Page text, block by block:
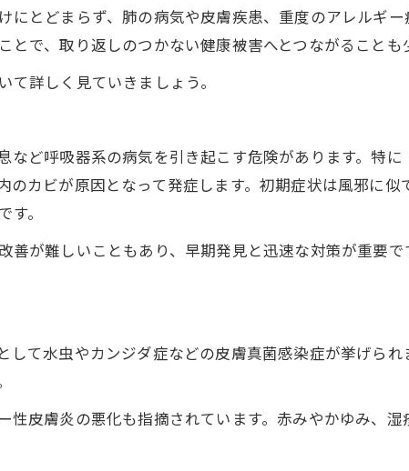
にとどまらず、肺の病気や皮膚疾患、重度のアレルギ
で、取り返しのつかない健康被害へとつながることも
詳しく見ていきましょう。
など呼吸器系の病気を引き起こす危険があります。特
カビが原因となって発症します。初期症状は風邪に
。
善が難しいこともあり、早期発見と迅速な対策が重要
して水虫やカンジダ症などの皮膚真菌感染症が挙げら
性皮膚炎の悪化も指摘されています。赤みやかゆみ、